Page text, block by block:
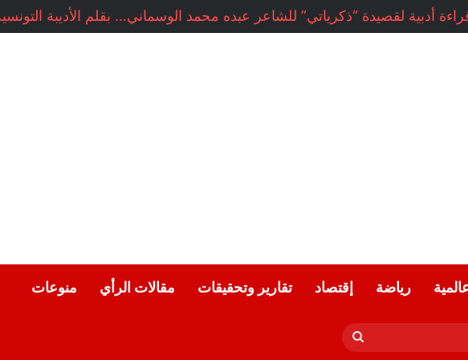
أدبية لقصيدة “ذكرياتي” للشاعر عبده محمد الوسماني… بقلم الأديبة
رياضة إقتصاد تقارير وتحقيقات مقالات الرأي منوعات
بحث